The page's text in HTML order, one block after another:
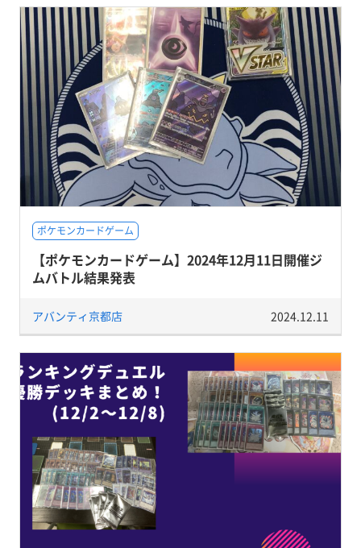
ポケモンカードゲーム
【ポケモンカードゲーム】2024年12月11日開催ジ
ムバトル結果発表
アバンティ京都店 2024.12.11